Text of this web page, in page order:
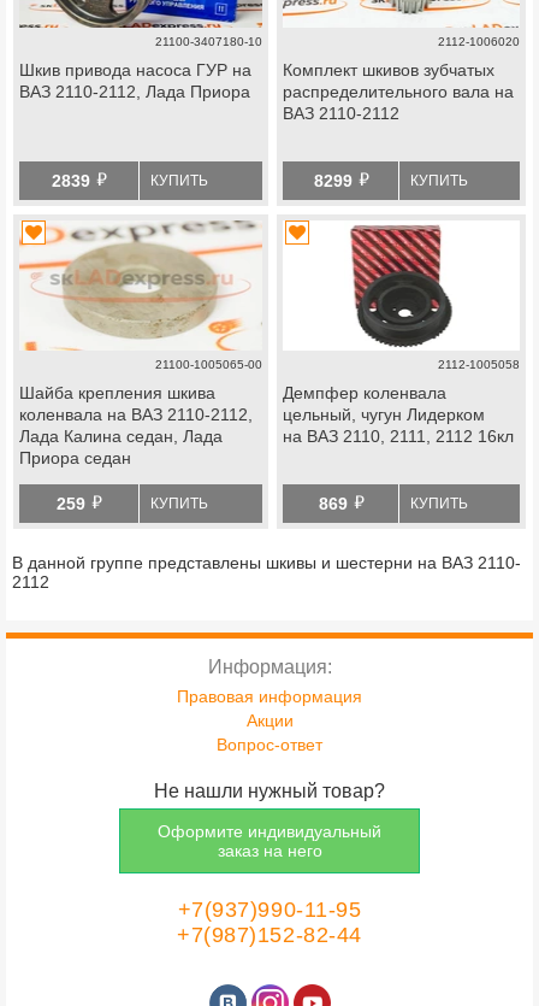
21100-3407180-10
Шкив привода насоса ГУР на
ВАЗ 2110-2112, Лада Приора
2839 й КУПИТЬ
2112-1006020
Комплект шкивов зубчатых
распределительного вала на
ВАЗ 2110-2112
8299 й КУПИТЬ
21100-1005065-00
Шайба крепления шкива
коленвала на ВАЗ 2110-2112,
Лада Калина седан, Лада
Приора седан
259 й КУПИТЬ
2112-1005058
Демпфер коленвала
цельный, чугун Лидерком
на ВАЗ 2110, 2111, 2112 16кл
869 й КУПИТЬ
В данной группе представлены шкивы и шестерни на ВАЗ 2110-
2112
+7(937)990-11-95
+7(987)152-82-44
Информация:
Правовая информация
Акции
Вопрос-ответ
Не нашли нужный товар?
Оформите индивидуальный
заказ на него